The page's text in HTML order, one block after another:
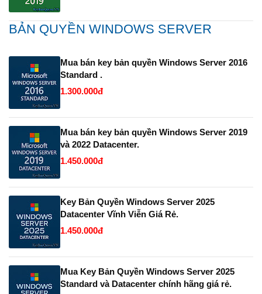
BẢN QUYỀN WINDOWS SERVER
Mua bán key bản quyền Windows Server 2016
Standard .
1.300.000đ
Mua bán key bản quyền Windows Server 2019
và 2022 Datacenter.
1.450.000đ
Key Bản Quyền Windows Server 2025
Datacenter Vĩnh Viễn Giá Rẻ.
1.450.000đ
Mua Key Bản Quyền Windows Server 2025
Standard và Datacenter chính hãng giá rẻ.